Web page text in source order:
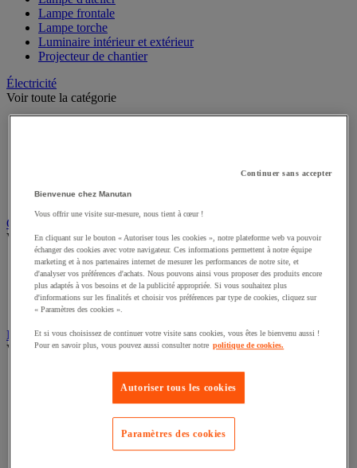
Lampe frontale
Lampe torche
Luminaire intérieur et extérieur
Projecteur de chantier
Électricité
Voir toute la catégorie
Rallonge, multiprise et enrouleur électrique
Graissage et lubrifiant
Voir toute la catégorie
Anti-adhérent
Graisse et huile
Lubrifiant et dégrippant
Outils de graissage
Instrument de mesure
Voir toute la catégorie
Balance industrielle
Compteur et compteur-métreur
Équipement optique
Instrument de mesure de laboratoire
Mesure de distance
Continuer sans accepter
Bienvenue chez Manutan
Vous offrir une visite sur-mesure, nous tient à cœur !
En cliquant sur le bouton « Autoriser tous les cookies », notre plateforme web va pouvoir
échanger des cookies avec votre navigateur. Ces informations permettent à notre équipe
marketing et à nos partenaires internet de mesurer les performances de notre site, et
d'analyser vos préférences d'achats. Nous pouvons ainsi vous proposer des produits encore
plus adaptés à vos besoins et de la publicité appropriée. Si vous souhaitez plus
d'informations sur les finalités et choisir vos préférences par type de cookies, cliquez sur
« Paramètres des cookies ».
Et si vous choisissez de continuer votre visite sans cookies, vous êtes le bienvenu aussi !
Pour en savoir plus, vous pouvez aussi consulter notre politique de cookies.
Autoriser tous les cookies
Paramètres des cookies